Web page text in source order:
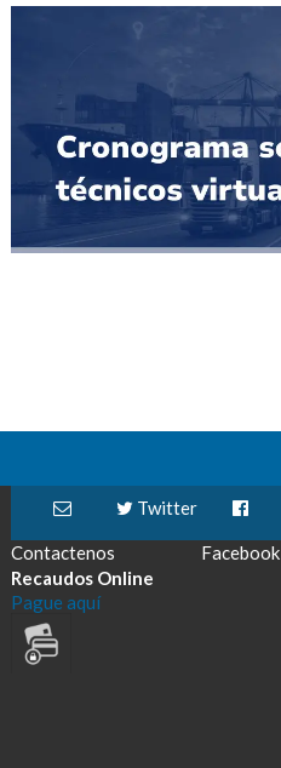
Contactenos
Twitter
Facebook
Recaudos Online
Pague aquí